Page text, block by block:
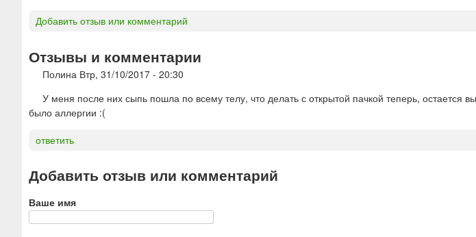
Добавить отзыв или комментарий
Отзывы и комментарии
Полина Втр, 31/10/2017 - 20:30
У меня после них сыпь пошла по всему телу, что делать с открытой пачкой теперь, остается
было аллергии :(
ответить
Добавить отзыв или комментарий
Ваше имя